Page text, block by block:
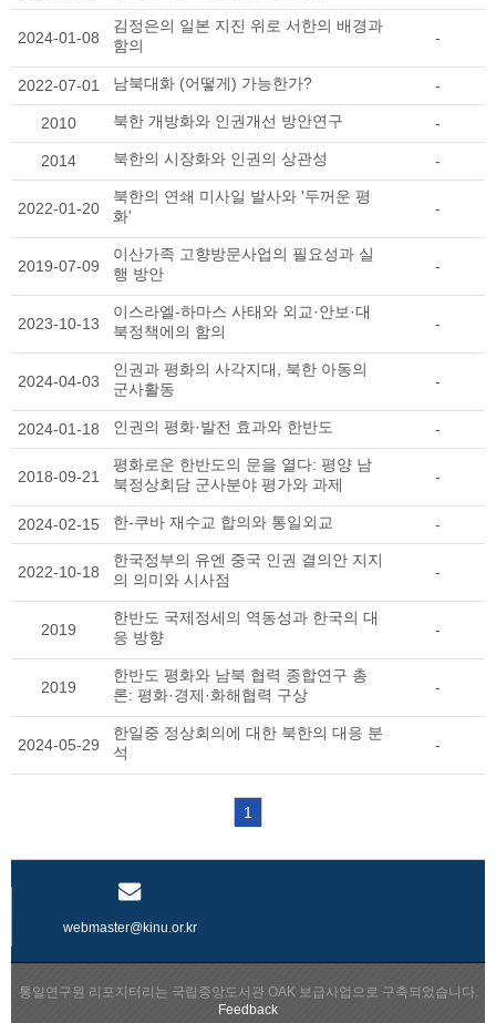
2024-01-08
김정은의 일본 지진 위로 서한의 배경과
함의
-
2022-07-01 남북대화 (어떻게) 가능한가? -
2010 북한 개방화와 인권개선 방안연구 -
2014 북한의 시장화와 인권의 상관성 -
2022-01-20
북한의 연쇄 미사일 발사와 '두꺼운 평
화'
-
2019-07-09
이산가족 고향방문사업의 필요성과 실
행 방안
-
2023-10-13
이스라엘-하마스 사태와 외교·안보·대
북정책에의 함의
-
2024-04-03
인권과 평화의 사각지대, 북한 아동의
군사활동
-
2024-01-18 인권의 평화·발전 효과와 한반도 -
2018-09-21
평화로운 한반도의 문을 열다: 평양 남
북정상회담 군사분야 평가와 과제
-
2024-02-15 한-쿠바 재수교 합의와 통일외교 -
2022-10-18
한국정부의 유엔 중국 인권 결의안 지지
의 의미와 시사점
-
2019
한반도 국제정세의 역동성과 한국의 대
응 방향
-
2019
한반도 평화와 남북 협력 종합연구 총
론: 평화·경제·화해협력 구상
-
2024-05-29
한일중 정상회의에 대한 북한의 대응 분
석
-
1
webmaster@kinu.or.kr
통일연구원 리포지터리는 국립중앙도서관 OAK 보급사업으로 구축되었습니다.
Feedback